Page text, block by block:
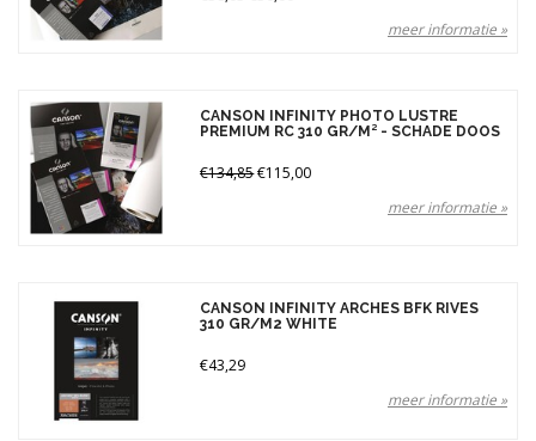
meer informatie »
CANSON INFINITY PHOTO LUSTRE
PREMIUM RC 310 GR/M² - SCHADE DOOS
€134,85€115,00
meer informatie »
CANSON INFINITY ARCHES BFK RIVES
310 GR/M2 WHITE
€43,29
meer informatie »